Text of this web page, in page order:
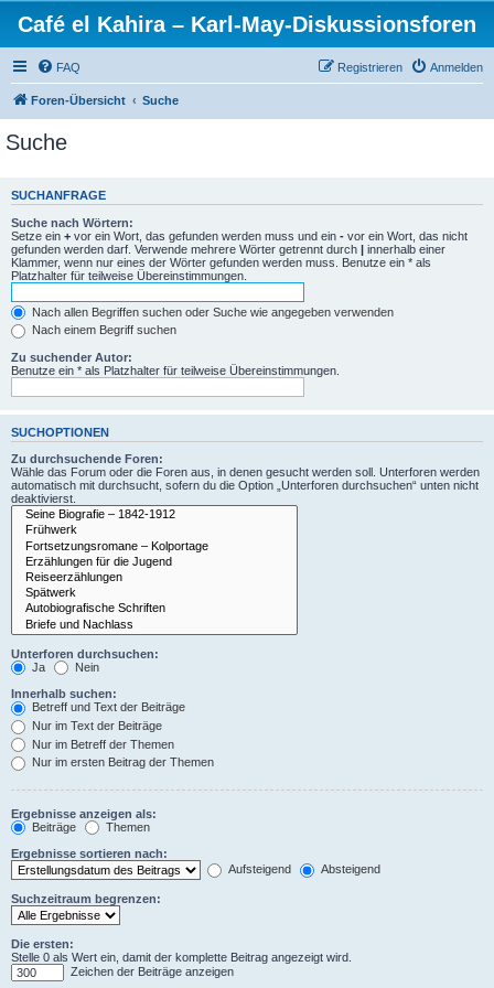
Café el Kahira – Karl-May-Diskussionsforen
FAQ Anmelden
Registrieren
Foren-Übersicht Suche
Suche
SUCHANFRAGE
Suche nach Wörtern:
Setze ein + vor ein Wort, das gefunden werden muss und ein - vor ein Wort, das nicht
gefunden werden darf. Verwende mehrere Wörter getrennt durch | innerhalb einer
Klammer, wenn nur eines der Wörter gefunden werden muss. Benutze ein * als
Platzhalter für teilweise Übereinstimmungen.
Nach allen Begriffen suchen oder Suche wie angegeben verwenden
Nach einem Begriff suchen
Zu suchender Autor:
Benutze ein * als Platzhalter für teilweise Übereinstimmungen.
SUCHOPTIONEN
Zu durchsuchende Foren:
Wähle das Forum oder die Foren aus, in denen gesucht werden soll. Unterforen werden
automatisch mit durchsucht, sofern du die Option „Unterforen durchsuchen“ unten nicht
deaktivierst.
Unterforen durchsuchen:
Ja
Nein
Innerhalb suchen:
Betreff und Text der Beiträge
Nur im Text der Beiträge
Nur im Betreff der Themen
Nur im ersten Beitrag der Themen
Ergebnisse anzeigen als:
Beiträge
Themen
Ergebnisse sortieren nach:
Aufsteigend
Absteigend
Suchzeitraum begrenzen:
Die ersten:
Stelle 0 als Wert ein, damit der komplette Beitrag angezeigt wird.
Zeichen der Beiträge anzeigen